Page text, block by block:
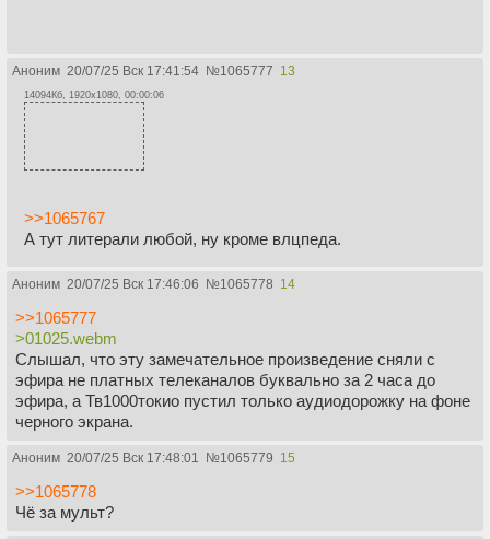
Аноним 20/07/25 Вск 17:41:54 №1065777 13
14094Кб, 1920x1080, 00:00:06
>>1065767
А тут литерали любой, ну кроме влцпеда.
Аноним 20/07/25 Вск 17:46:06 №1065778 14
>>1065777
>01025.webm
Слышал, что эту замечательное произведение сняли с
эфира не платных телеканалов буквально за 2 часа до
эфира, а Тв1000токио пустил только аудиодорожку на фоне
черного экрана.
Аноним 20/07/25 Вск 17:48:01 №1065779 15
>>1065778
Чё за мульт?